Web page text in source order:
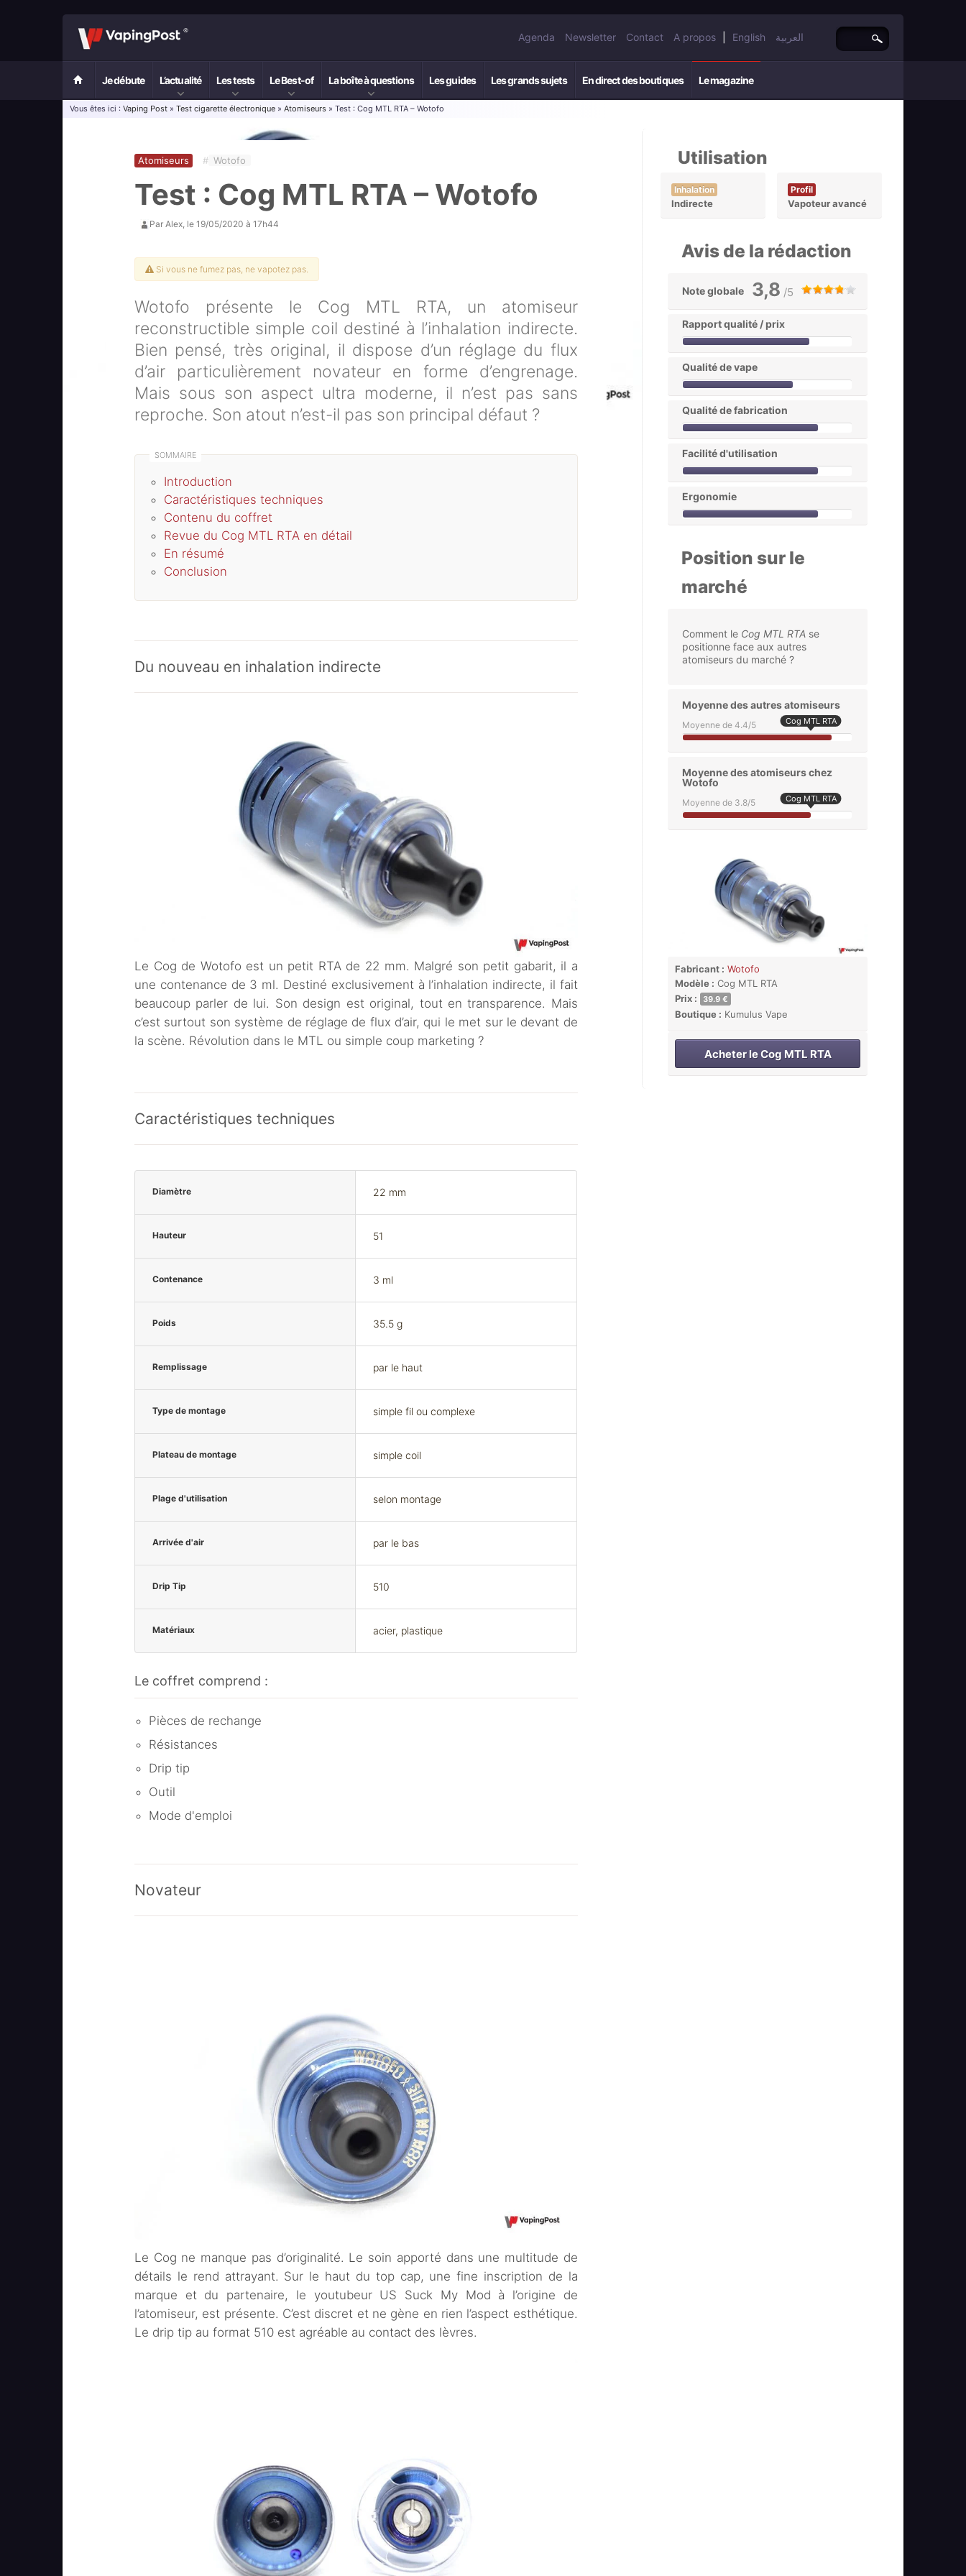
Agenda Newsletter Contact A propos English العربية
Je débute L’actualité Les tests Le Best-of La boîte à questions Les guides Les grands sujets En direct des boutiques Le magazine
Vous êtes ici : Vaping Post » Test cigarette électronique » Atomiseurs » Test : Cog MTL RTA – Wotofo
Test : Cog MTL RTA – Wotofo
Atomiseurs # Wotofo
Par Alex, le 19/05/2020 à 17h44
Si vous ne fumez pas, ne vapotez pas.
Wotofo présente le Cog MTL RTA, un atomiseur
reconstructible simple coil destiné à l’inhalation indirecte.
Bien pensé, très original, il dispose d’un réglage du flux
d’air particulièrement novateur en forme d’engrenage.
Mais sous son aspect ultra moderne, il n’est pas sans
reproche. Son atout n’est-il pas son principal défaut ?
Introduction
Caractéristiques techniques
Contenu du coffret
Revue du Cog MTL RTA en détail
En résumé
Conclusion
Du nouveau en inhalation indirecte
Le Cog de Wotofo est un petit RTA de 22 mm. Malgré son petit gabarit, il a
une contenance de 3 ml. Destiné exclusivement à l’inhalation indirecte, il fait
beaucoup parler de lui. Son design est original, tout en transparence. Mais
c’est surtout son système de réglage de flux d’air, qui le met sur le devant de
la scène. Révolution dans le MTL ou simple coup marketing ?
Caractéristiques techniques
Diamètre 22 mm
Hauteur 51
Contenance 3 ml
Poids 35.5 g
Remplissage par le haut
Type de montage simple fil ou complexe
Plateau de montage simple coil
Plage d'utilisation selon montage
Arrivée d'air par le bas
Drip Tip 510
Matériaux acier, plastique
Le coffret comprend :
Pièces de rechange
Résistances
Drip tip
Outil
Mode d'emploi
Novateur
Le Cog ne manque pas d’originalité. Le soin apporté dans une multitude de
détails le rend attrayant. Sur le haut du top cap, une fine inscription de la
marque et du partenaire, le youtubeur US Suck My Mod à l’origine de
l’atomiseur, est présente. C’est discret et ne gène en rien l’aspect esthétique.
Le drip tip au format 510 est agréable au contact des lèvres.
Utilisation
Inhalation
Indirecte
Profil
Vapoteur avancé
Avis de la rédaction
Note globale 3,8 /5
Rapport qualité / prix
Qualité de vape
Qualité de fabrication
Facilité d'utilisation
Ergonomie
Position sur le
marché
Comment le Cog MTL RTA se
positionne face aux autres
atomiseurs du marché ?
Moyenne des autres atomiseurs
Moyenne de 4.4/5 Cog MTL RTA
Moyenne des atomiseurs chez
Wotofo
Moyenne de 3.8/5 Cog MTL RTA
Fabricant : Wotofo
Modèle : Cog MTL RTA
Prix :
39.9 €
Boutique : Kumulus Vape
Acheter le Cog MTL RTA